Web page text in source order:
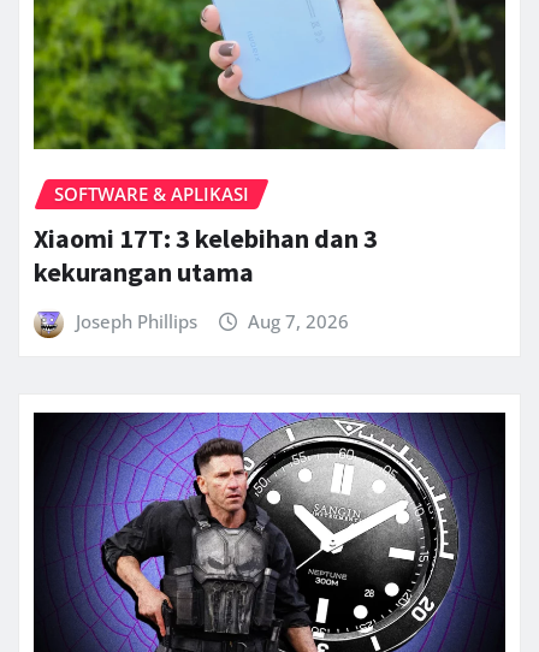
SOFTWARE & APLIKASI
Xiaomi 17T: 3 kelebihan dan 3
kekurangan utama
Joseph Phillips Aug 7, 2026